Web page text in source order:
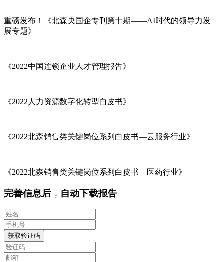
重磅发布！《北森央国企专刊第十期——AI时代的领导力发
展专题》
《2022中国连锁企业人才管理报告》
《2022人力资源数字化转型白皮书》
《2022北森销售类关键岗位系列白皮书—云服务行业》
《2022北森销售类关键岗位系列白皮书—医药行业》
完善信息后，自动下载报告
获取验证码